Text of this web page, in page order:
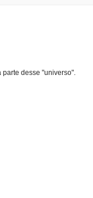
parte desse "universo".